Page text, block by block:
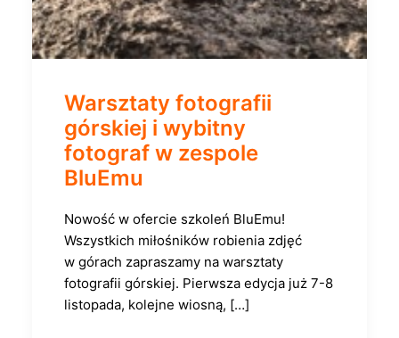
Warsztaty fotografii
górskiej i wybitny
fotograf w zespole
BluEmu
Nowość w ofercie szkoleń BluEmu!
Wszystkich miłośników robienia zdjęć
w górach zapraszamy na warsztaty
fotografii górskiej. Pierwsza edycja już 7-8
listopada, kolejne wiosną, […]